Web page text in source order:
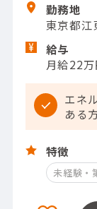
勤務地
東京都江
給与
月給22
エネ
ある
特徴
未経験・